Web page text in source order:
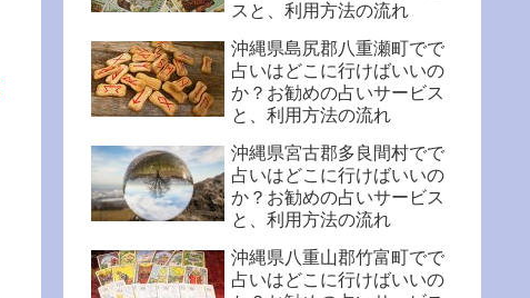
スと、利用方法の流れ
沖縄県島尻郡八重瀬町でで
占いはどこに行けばいいの
か？お勧めの占いサービス
と、利用方法の流れ
沖縄県宮古郡多良間村でで
占いはどこに行けばいいの
か？お勧めの占いサービス
と、利用方法の流れ
沖縄県八重山郡竹富町でで
占いはどこに行けばいいの